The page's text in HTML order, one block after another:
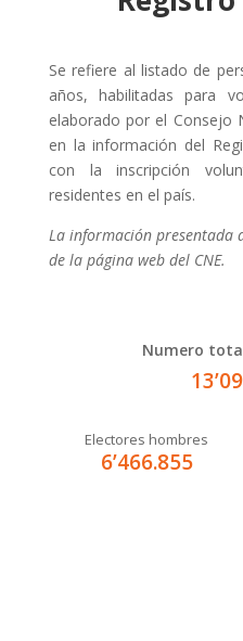
Se refiere al listado de
años, habilitadas para
elaborado por el Consejo
en la información del
con la inscripción
residentes en el país.
La información presentada
de la página web del CNE.
Numero
Electores hombres
6’466.855